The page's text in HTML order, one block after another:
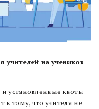
учителей на учеников
установленные квоты
к тому, что учителя не